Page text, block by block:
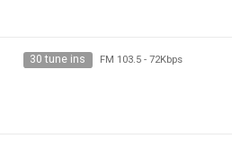
30 tune ins FM 103.5- 72Kbps